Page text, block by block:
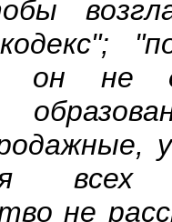
он не
всех
не